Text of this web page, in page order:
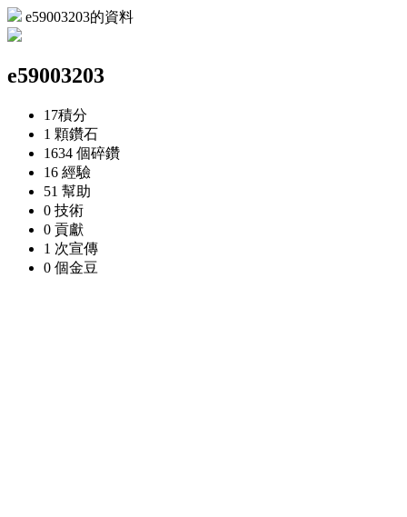
e59003203的資料
e59003203
17積分
1 顆鑽石
1634 個碎鑽
16 經驗
51 幫助
0 技術
0 貢獻
1 次宣傳
0 個金豆